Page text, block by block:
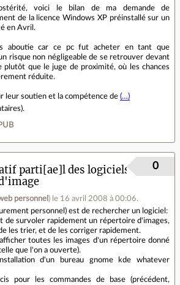
voici le bilan de ma demande de
de la licence Windows XP préinstallé sur un
en Avril.
aboutie car ce pc fut acheter en tant que
risque non négligeable de se retrouver devant
plutôt que le juge de proximité, où les chances
réduite.
leur soutien et la compétence de (…)
).
parti[ae]l des logiciels
personnel ) le 16 avril 2008 à 00:06.
0
personnel) est de rechercher un logiciel:
de survoler rapidement un répertoire d'images,
les trier, et de les corriger rapidement.
toutes les images d'un répertoire donné
que l'on a ouverte).
d'un bureau gnome kde whatever
pour les commandes de base (précédent,